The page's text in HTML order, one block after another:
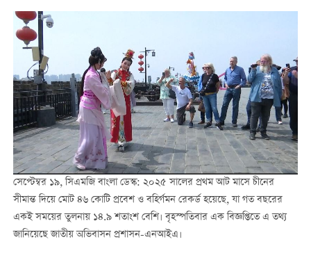
সেপ্টেম্বর ১৯, সিএমজি বাংলা ডেস্ক: ২০২৫ সালের প্রথম আট মাসে চীনের
সীমান্ত দিয়ে মোট ৪৬ কোটি প্রবেশ ও বহির্গমন রেকর্ড হয়েছে, যা গত বছরের
একই সময়ের তুলনায় ১৪.৯ শতাংশ বেশি। বৃহস্পতিবার এক বিজ্ঞপ্তিতে এ তথ্য
জানিয়েছে জাতীয় অভিবাসন প্রশাসন-এনআইএ।